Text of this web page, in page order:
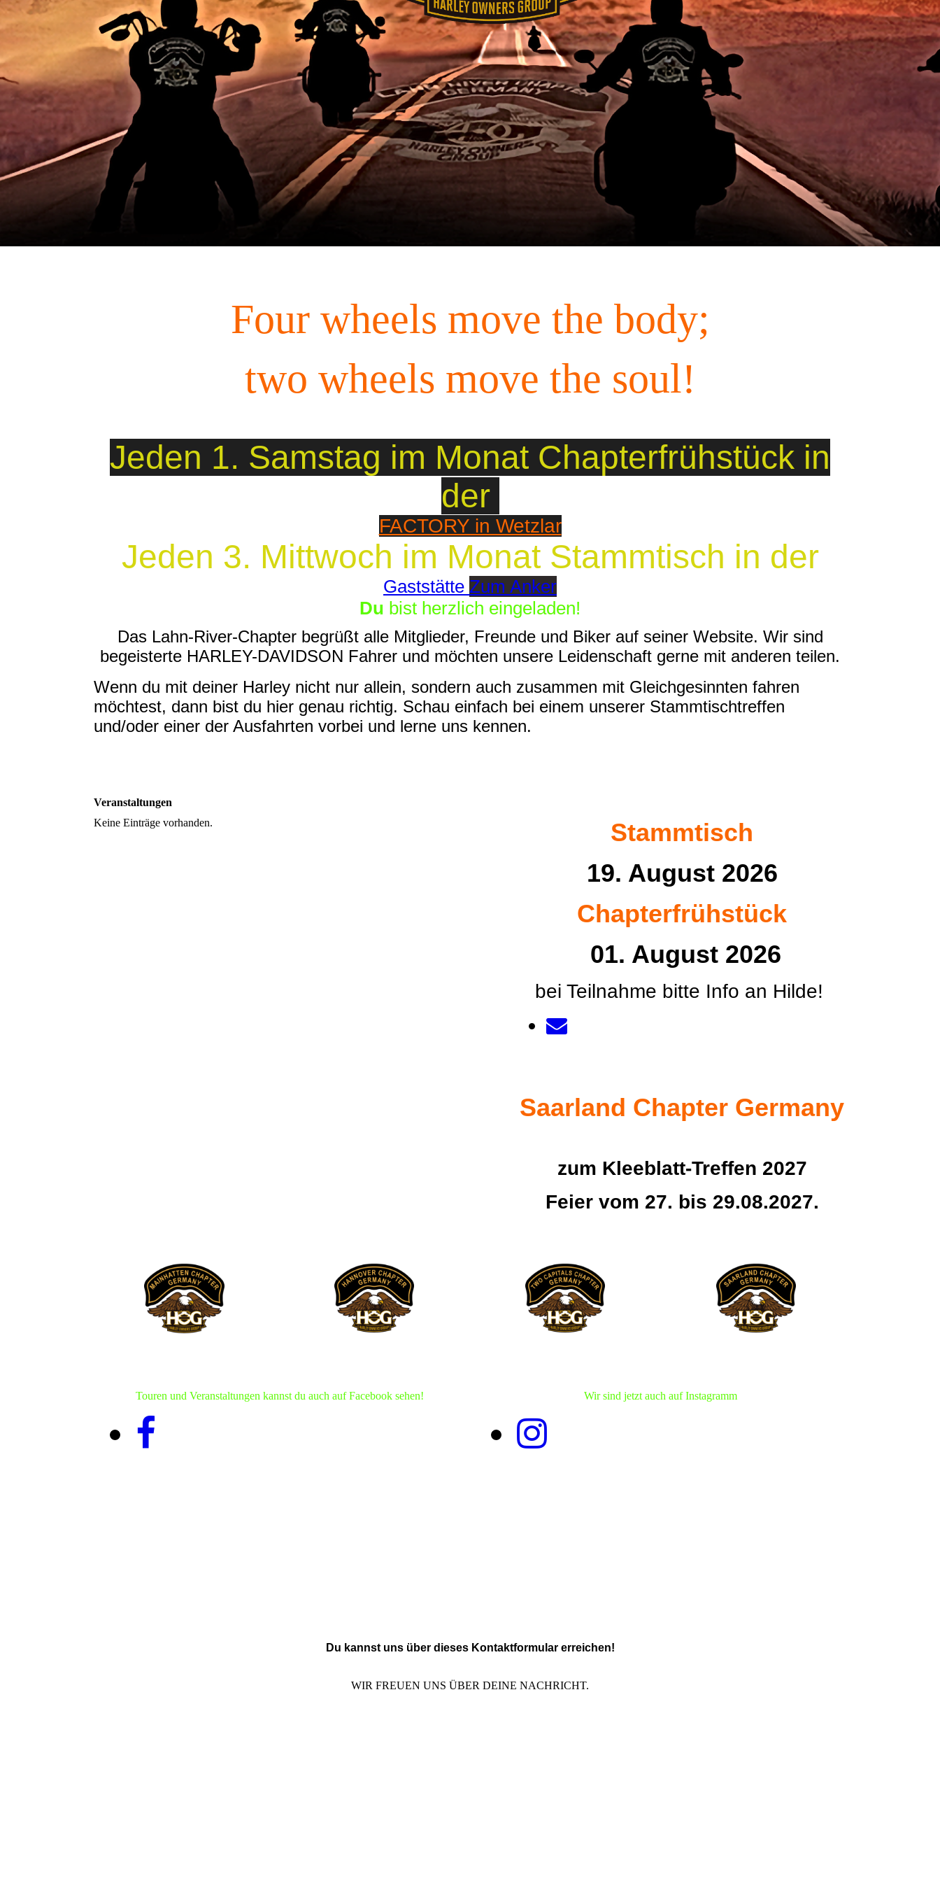
Four wheels move the body;
two wheels move the soul!
Jeden 1. Samstag im Monat Chapterfrühstück in
der
FACTORY in Wetzlar
Jeden 3. Mittwoch im Monat Stammtisch in der
Gaststätte Zum Anker
Du bist herzlich eingeladen!
Das Lahn-River-Chapter begrüßt alle Mitglieder, Freunde und Biker auf seiner Website. Wir sind
begeisterte HARLEY-DAVIDSON Fahrer und möchten unsere Leidenschaft gerne mit anderen teilen.
Wenn du mit deiner Harley nicht nur allein, sondern auch zusammen mit Gleichgesinnten fahren
möchtest, dann bist du hier genau richtig. Schau einfach bei einem unserer Stammtischtreffen
und/oder einer der Ausfahrten vorbei und lerne uns kennen.
Veranstaltungen
Keine Einträge vorhanden.
Stammtisch
19. August 2026
Chapterfrühstück
01. August 2026
bei Teilnahme bitte Info an Hilde!
Saarland Chapter Germany
zum Kleeblatt-Treffen 2027
Feier vom 27. bis 29.08.2027.
Touren und Veranstaltungen kannst du auch auf Facebook sehen! Wir sind jetzt auch auf Instagramm
Du kannst uns über dieses Kontaktformular erreichen!
WIR FREUEN UNS ÜBER DEINE NACHRICHT.